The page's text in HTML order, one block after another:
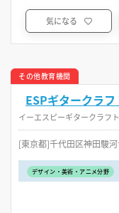
気になる
その他教育機関
ESPギタークラ
イーエスピーギタークラフ
[東京都]千代田区神田駿
デザイン・美術・アニメ分野